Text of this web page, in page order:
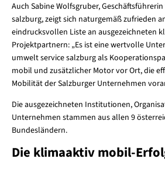
Auch Sabine Wolfsgruber,
salzburg, zeigt sich naturgemäß zufrieden
eindrucksvollen Liste an ausgezeichneten
Projektpartnern: „Es ist eine wertvolle
umwelt service salzburg als
mobil und zusätzlicher Motor vor Ort, die
Mobilität der Salzburger Unternehmen
Die ausgezeichneten Institutionen,
Unternehmen stammen aus allen 9
Bundesländern.
Die klimaaktiv mobil-